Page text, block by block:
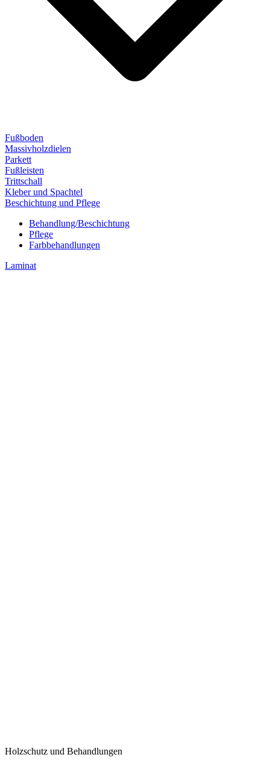
Fußboden
Massivholzdielen
Parkett
Fußleisten
Trittschall
Kleber und Spachtel
Beschichtung und Pflege
Behandlung/Beschichtung
Pflege
Farbbehandlungen
Laminat
Holzschutz und Behandlungen